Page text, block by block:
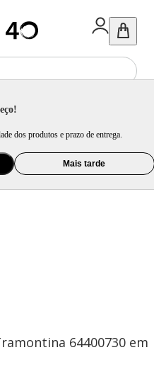
dos produtos e prazo de entrega.
Mais tarde
64400730 em